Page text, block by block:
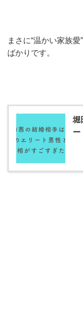
まさに“温かい家族
ばかりです。
堀
ー